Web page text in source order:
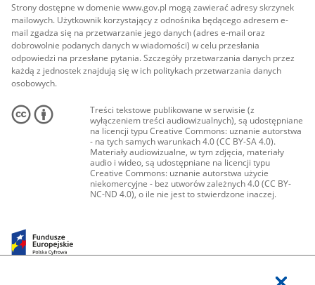
Strony dostępne w domenie www.gov.pl mogą zawierać adresy skrzynek
mailowych. Użytkownik korzystający z odnośnika będącego adresem e-
mail zgadza się na przetwarzanie jego danych (adres e-mail oraz
dobrowolnie podanych danych w wiadomości) w celu przesłania
odpowiedzi na przesłane pytania. Szczegóły przetwarzania danych przez
każdą z jednostek znajdują się w ich politykach przetwarzania danych
osobowych.
Treści tekstowe publikowane w serwisie (z
wyłączeniem treści audiowizualnych), są udostępniane
na licencji typu Creative Commons: uznanie autorstwa
- na tych samych warunkach 4.0 (CC BY-SA 4.0).
Materiały audiowizualne, w tym zdjęcia, materiały
audio i wideo, są udostępniane na licencji typu
Creative Commons: uznanie autorstwa użycie
niekomercyjne - bez utworów zależnych 4.0 (CC BY-
NC-ND 4.0), o ile nie jest to stwierdzone inaczej.